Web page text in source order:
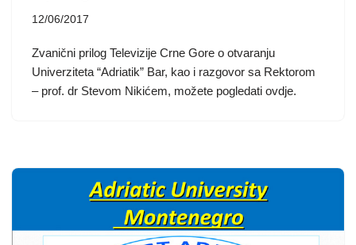
12/06/2017
Zvanični prilog Televizije Crne Gore o otvaranju
Univerziteta “Adriatik” Bar, kao i razgovor sa Rektorom
– prof. dr Stevom Nikićem, možete pogledati ovdje.